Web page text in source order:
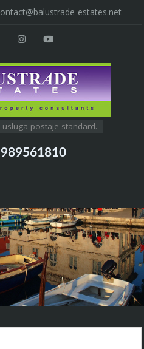
estates.net
usluga postaje standard.